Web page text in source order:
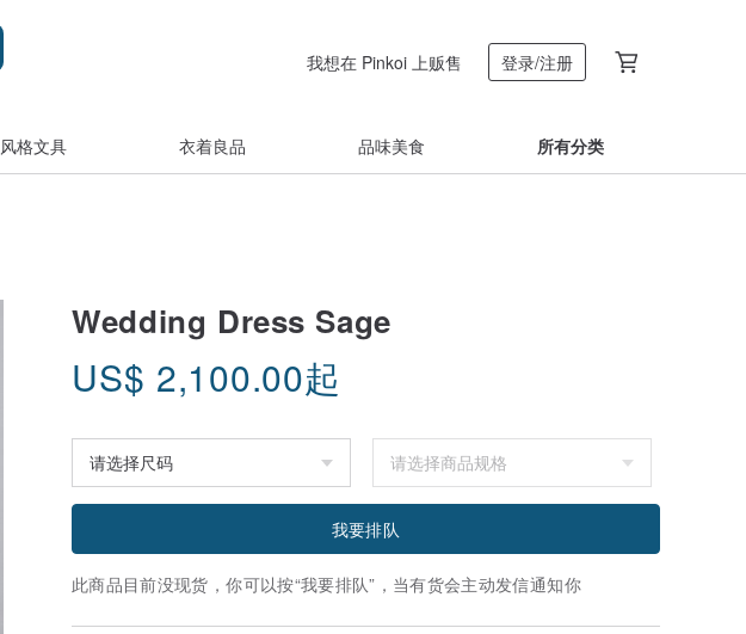
我想在 Pinkoi 上贩售 登录/注册
风格文具 衣着良品 品味美食 所有分类
Wedding Dress Sage
US$ 2,100.00起
我要排队
此商品目前没现货，你可以按“我要排队”，当有货会主动发信通知你